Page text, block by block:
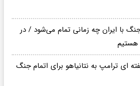
جنگ با ایران چه زمانی تمام می‌شود / در
هستیم
ای ترامپ به نتانیاهو برای اتمام جنگ